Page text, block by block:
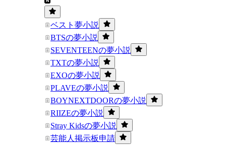
ベスト夢小説
BTSの夢小説
SEVENTEENの夢小説
TXTの夢小説
EXOの夢小説
PLAVEの夢小説
BOYNEXTDOORの夢小説
RIIZEの夢小説
Stray Kidsの夢小説
芸能人掲示板申請